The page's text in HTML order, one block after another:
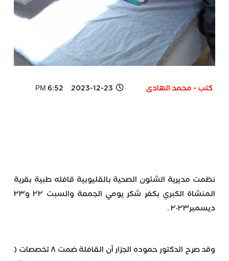
كتب - محمد الهادى 2023-12-23 6:52 PM
نظمت مديرية الشئون الصحية بالقليوبية قافله طبية بقرية
المنشاة الكبري بكفر شكر يومي الجمعة والسبت ٢٢ و٢٣
ديسمبر٢٠٢٣ .
وقد صرح الدكتور حموده الجزار أن القافلة ضمت ٨ تخصصات (